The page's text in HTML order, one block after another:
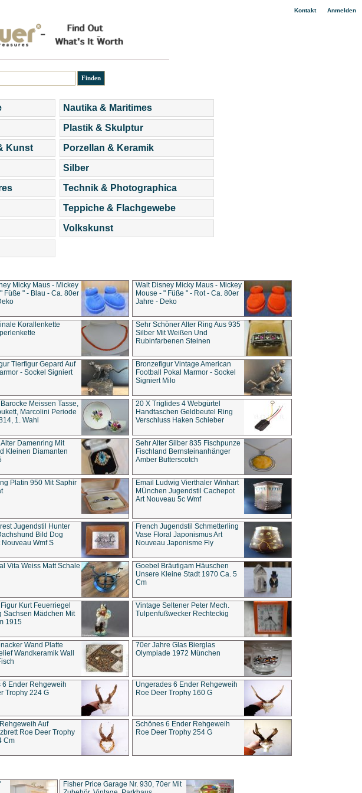
Kontakt| Anmelden
Kunst
Nautika & Maritimes
Plastik & Skulptur
Porzellan & Keramik
Silber
Technik & Photographica
Teppiche & Flachgewebe
Volkskunst
Micky Maus - Mickey
Füße " - Blau - Ca. 80er
Walt Disney Micky Maus - Mickey
Mouse - " Füße " - Rot - Ca. 80er
Jahre - Deko
Korallenkette
Sehr Schöner Alter Ring Aus 935
Silber Mit Weißen Und
Rubinfarbenen Steinen
Tierfigur Gepard Auf
- Sockel Signiert
Bronzefigur Vintage American
Football Pokal Marmor - Sockel
Signiert Milo
Meissen Tasse,
Marcolini Periode
1. Wahl
20 X Triglides 4 Webgürtel
Handtaschen Geldbeutel Ring
Verschluss Haken Schieber
Damenring Mit
Kleinen Diamanten
Sehr Alter Silber 835 Fischpunze
Fischland Bernsteinanhänger
Amber Butterscotch
Platin 950 Mit Saphir
Email Ludwig Vierthaler Winhart
MÜnchen Jugendstil Cachepot
Art Nouveau 5c Wmf
Jugendstil Hunter
Bild Dog
Nouveau Wmf S
French Jugendstil Schmetterling
Vase Floral Japonismus Art
Nouveau Japonisme Fly
Vita Weiss Matt Schale
Goebel Bräutigam Häuschen
Unsere Kleine Stadt 1970 Ca. 5
Cm
Kurt Feuerriegel
Sachsen Mädchen Mit
1915
Vintage Seltener Peter Mech.
Tulpenfußwecker Rechteckig
Wand Platte
Wandkeramik Wall
70er Jahre Glas Bierglas
Olympiade 1972 München
6 Ender Rehgeweih
Trophy 224 G
Ungerades 6 Ender Rehgeweih
Roe Deer Trophy 160 G
Auf
Roe Deer Trophy
Cm
Schönes 6 Ender Rehgeweih
Roe Deer Trophy 254 G
Fisher Price Garage Nr. 930, 70er Mit